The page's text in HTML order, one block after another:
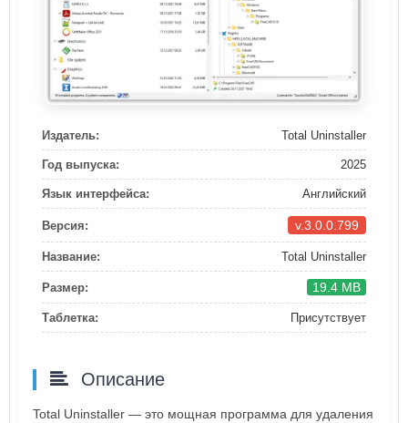
Издатель: Total Uninstaller
Год выпуска: 2025
Язык интерфейса: Английский
Версия: v.3.0.0.799
Название: Total Uninstaller
Размер: 19.4 MB
Таблетка: Присутствует
Описание
Total Uninstaller — это мощная программа для удаления